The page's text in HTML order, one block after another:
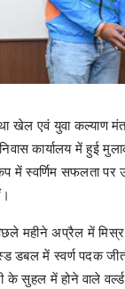
एवं युवा कल्याण
कार्यालय में हुई
में स्वर्णिम सफलता पर
महीने अप्रैल में
डबल में स्वर्ण पदक
सुहल में होने वाले